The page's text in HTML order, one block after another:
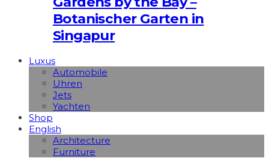
Botanischer Garten in
Singapur
Luxus
Automobile
Uhren
Jets
Yachten
Shop
English
Architecture
Furniture